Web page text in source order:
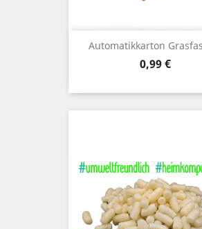
Automatikkarton
Preis
0,99 €